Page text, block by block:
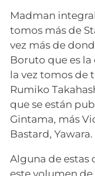
Madman
tomos más de
vez más de
Boruto que es
la vez tomos de
Rumiko
que se están
Gintama, más
Bastard, Yawara.
Alguna de estas
este volumen